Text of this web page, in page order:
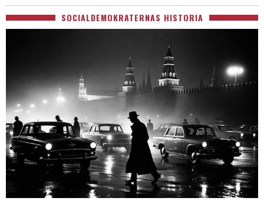
SOCIALDEMOKRATERNAS HISTORIA